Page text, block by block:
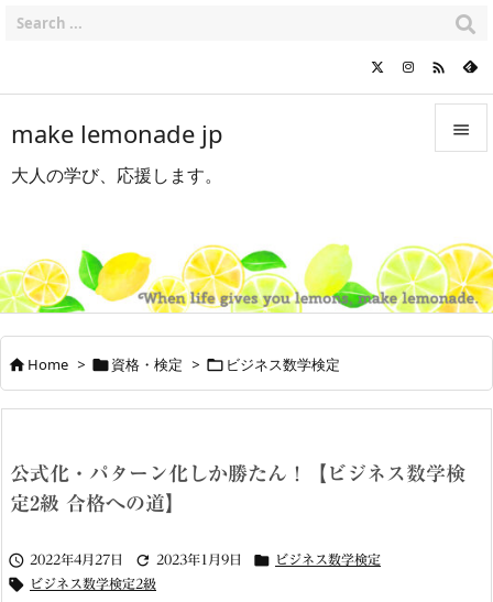
make lemonade jp
大人の学び、応援します。


サイド


Home > 資格・検定 >  ビジネス数学検定
公式化・パターン化しか勝たん！【ビジネス数学検
定2級 合格への道】
 2022年4月27日  2023年1月9日  ビジネス数学検定
 ビジネス数学検定2級